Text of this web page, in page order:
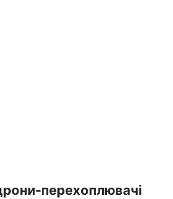
перехоплювачі